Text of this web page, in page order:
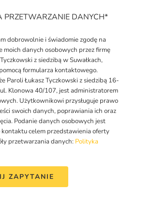
PRZETWARZANIE DANYCH*
dobrowolnie i świadomie zgodę na
moich danych osobowych przez firmę
z siedzibą w Suwałkach,
formularza kontaktowego.
Paroli Łukasz Tyczkowski z siedzibą 16-
Klonowa 40/107, jest administratorem
Użytkownikowi przysługuje prawo
swoich danych, poprawiania ich oraz
Podanie danych osobowych jest
kontaktu celem przedstawienia oferty
przetwarzania danych: Polityka